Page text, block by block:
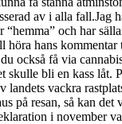
av i alla fall.Jag
och har
höra hans
också få via
skulle bli en kass låt.
landets vackra
på resan, så kan det
i november